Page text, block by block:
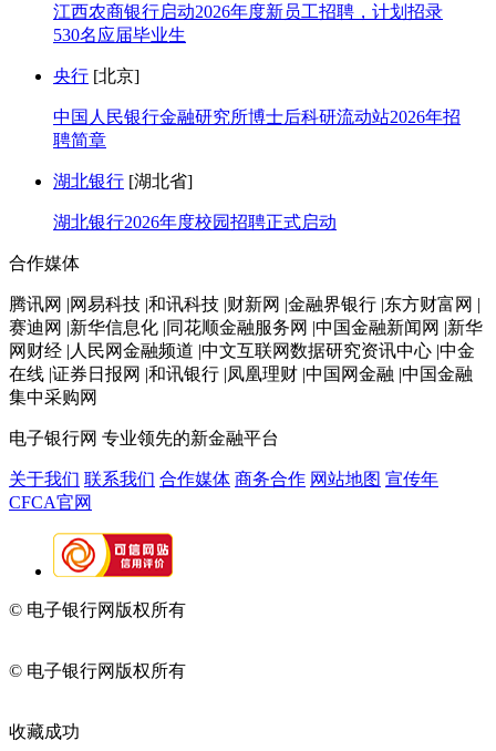
江西农商银行启动2026年度新员工招聘，计划招录
530名应届毕业生
央行 [北京]
中国人民银行金融研究所博士后科研流动站2026年招
聘简章
湖北银行 [湖北省]
湖北银行2026年度校园招聘正式启动
合作媒体
腾讯网 |网易科技 |和讯科技 |财新网 |金融界银行 |东方财富网 |
赛迪网 |新华信息化 |同花顺金融服务网 |中国金融新闻网 |新华
网财经 |人民网金融频道 |中文互联网数据研究资讯中心 |中金
在线 |证券日报网 |和讯银行 |凤凰理财 |中国网金融 |中国金融
集中采购网
电子银行网 专业领先的新金融平台
关于我们 联系我们 合作媒体 商务合作 网站地图 宣传年
CFCA官网
© 电子银行网版权所有
© 电子银行网版权所有
收藏成功